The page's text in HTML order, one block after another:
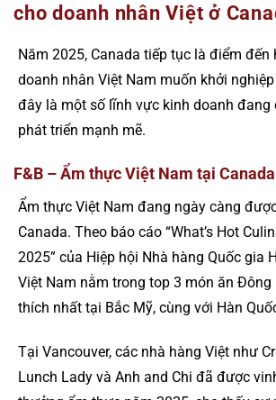
cho doanh nhân Việt ở
Năm 2025, Canada tiếp tục là điểm đến
doanh nhân Việt Nam muốn khởi
đây là một số lĩnh vực kinh doanh đang
phát triển mạnh mẽ.
F&B – Ẩm thực Việt Nam tại Canada
Ẩm thực Việt Nam đang ngày càng
Canada. Theo báo cáo “What’s Hot
2025” của Hiệp hội Nhà hàng Quốc gia
Việt Nam nằm trong top 3 món ăn Đông
thích nhất tại Bắc Mỹ, cùng với Hàn
Tại Vancouver, các nhà hàng Việt như
Lunch Lady và Anh and Chi đã được